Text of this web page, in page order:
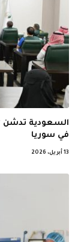
السعودية تدشن
في سوريا
13 أبريل، 2026